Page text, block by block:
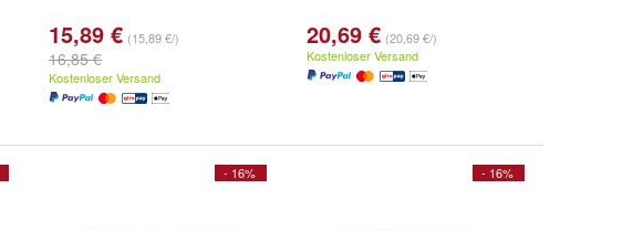
15,89 € (15,89 €/)
16,85 €
Kostenloser Versand
20,69 € (20,69 €/)
Kostenloser Versand
- 16% - 16%